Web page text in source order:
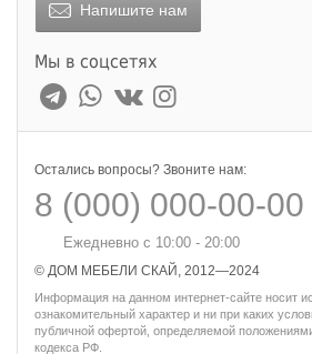
Напишите нам
Мы в соцсетях
Остались вопросы? Звоните нам:
8 (000) 000-00-00
Ежедневно с 10:00 - 20:00
© ДОМ МЕБЕЛИ СКАЙ, 2012—2024
Информация на данном интернет-сайте носит
ознакомительный характер и ни при каких
публичной офертой, определяемой
кодекса РФ.